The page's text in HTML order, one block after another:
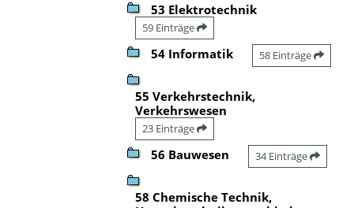
53 Elektrotechnik
59 Einträge
54 Informatik 58 Einträge
55 Verkehrstechnik,
Verkehrswesen
23 Einträge
56 Bauwesen 34 Einträge
58 Chemische Technik,